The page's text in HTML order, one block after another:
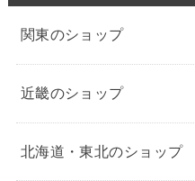
関東のショップ
近畿のショップ
北海道・東北のショップ